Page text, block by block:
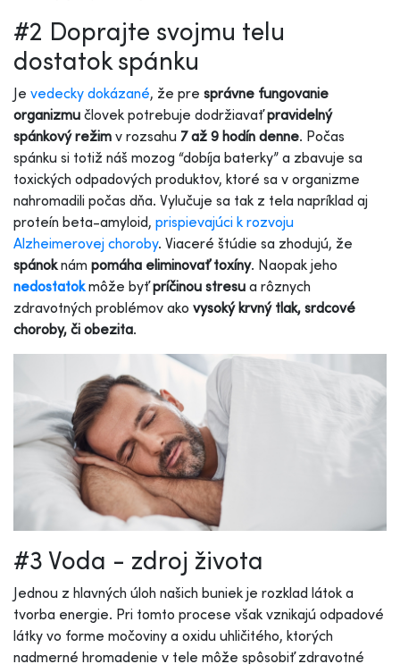
#2 Doprajte svojmu telu
dostatok spánku
Je vedecky dokázané, že pre správne fungovanie
organizmu človek potrebuje dodržiavaťpravidelný
spánkový režim v rozsahu 7 až 9 hodín denne. Počas
spánku si totiž náš mozog “dobíja baterky” a zbavuje sa
toxických odpadových produktov, ktoré sa v organizme
nahromadili počas dňa. Vylučuje sa tak z tela napríklad aj
proteín beta-amyloid, prispievajúci k rozvoju
Alzheimerovej choroby. Viaceré štúdie sa zhodujú, že
spánoknám pomáha eliminovať toxíny. Naopak jeho
nedostatokmôže byťpríčinou stresu a rôznych
zdravotných problémov ako vysoký krvný tlak, srdcové
choroby, či obezita.
#3 Voda - zdroj života
Jednou z hlavných úloh našich buniek je rozklad látok a
tvorba energie. Pri tomto procese však vznikajú odpadové
látky vo forme močoviny a oxidu uhličitého, ktorých
nadmerné hromadenie v tele môže spôsobiť zdravotné